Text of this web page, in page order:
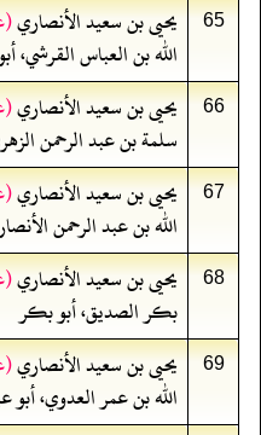
65 يحيى بن سعيد الأنصاري
الله بن العباس القرشي،
66 يحيى بن سعيد الأنصاري
سلمة بن عبد الرحمن
67 يحيى بن سعيد الأنصاري
الله بن عبد الرحمن
68 يحيى بن سعيد الأنصاري
بكر الصديق، أبو بكر
69 يحيى بن سعيد الأنصاري
الله بن عمر العدوي، أبو